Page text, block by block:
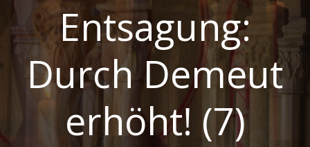
Entsagung:
Durch Demeut
erhöht! (7)